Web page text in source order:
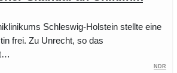
Schleswig-Holstein stellte eine
frei. Zu Unrecht, so das
NDR